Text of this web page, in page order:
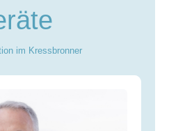
im Kressbronner